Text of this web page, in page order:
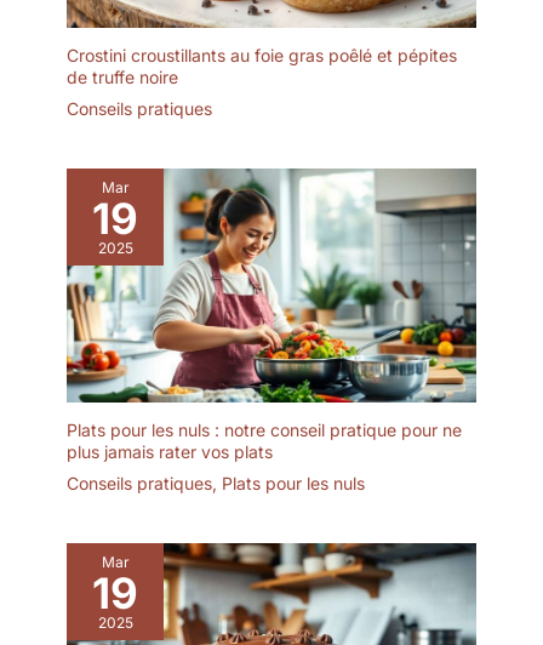
Crostini croustillants au foie gras poêlé et pépites
de truffe noire
Conseils pratiques
Mar
19
2025
Plats pour les nuls : notre conseil pratique pour ne
plus jamais rater vos plats
Conseils pratiques, Plats pour les nuls
Mar
19
2025